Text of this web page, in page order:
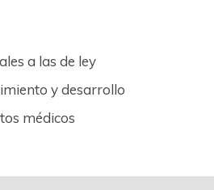
a las de ley
y desarrollo
médicos